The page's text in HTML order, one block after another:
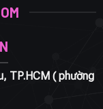
TP.HCM ( phường